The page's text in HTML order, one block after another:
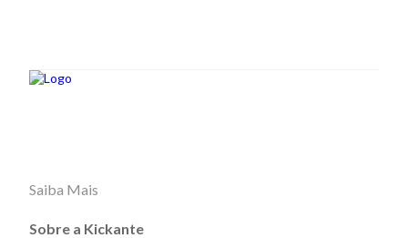
Saiba Mais
Sobre a Kickante